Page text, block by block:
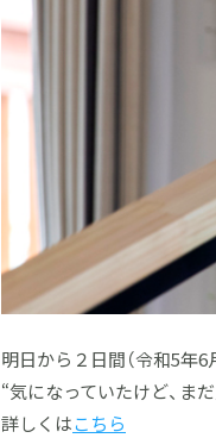
明日から２日間（令和5年6
“気になっていたけど、ま
詳しくはこちら